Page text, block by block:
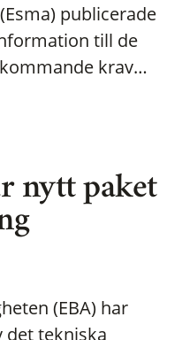
publicerade
till de
krav…
nytt paket
(EBA) har
det tekniska